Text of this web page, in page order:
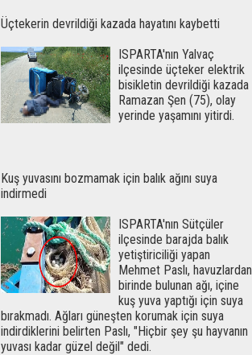
Üçtekerin devrildiği kazada hayatını kaybetti
ISPARTA'nın Yalvaç
ilçesinde üçteker elektrik
bisikletin devrildiği kazada
Ramazan Şen (75), olay
yerinde yaşamını yitirdi.
Kuş yuvasını bozmamak için balık ağını suya
indirmedi
ISPARTA'nın Sütçüler
ilçesinde barajda balık
yetiştiriciliği yapan
Mehmet Paslı, havuzlardan
birinde bulunan ağı, içine
kuş yuva yaptığı için suya
bırakmadı. Ağları güneşten korumak için suya
indirdiklerini belirten Paslı, "Hiçbir şey şu hayvanın
yuvası kadar güzel değil" dedi.